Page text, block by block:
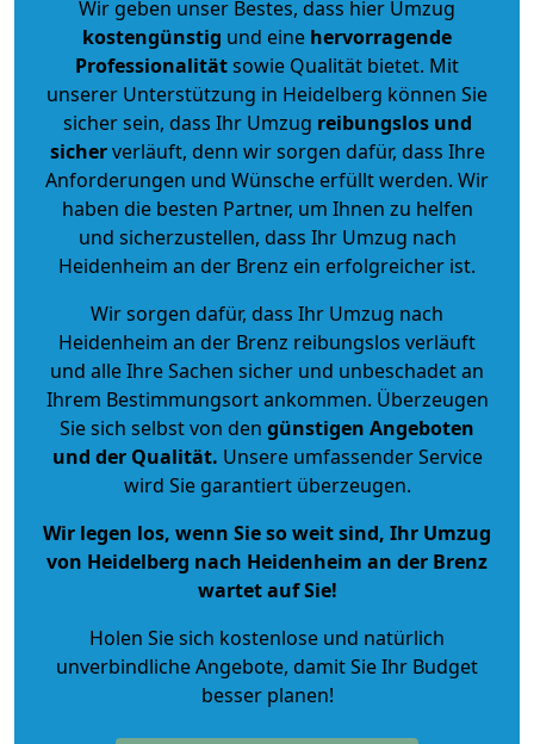
Wir geben unser Bestes, dass hier Umzug
kostengünstig und eine hervorragende
Professionalitätsowie Qualität bietet. Mit
unserer Unterstützung in Heidelberg können Sie
sicher sein, dass Ihr Umzug reibungslos und
sicherverläuft, denn wir sorgen dafür, dass Ihre
Anforderungen und Wünsche erfüllt werden. Wir
haben die besten Partner, um Ihnen zu helfen
und sicherzustellen, dass Ihr Umzug nach
Heidenheim an der Brenz ein erfolgreicher ist.
Wir sorgen dafür, dass Ihr Umzug nach
Heidenheim an der Brenz reibungslos verläuft
und alle Ihre Sachen sicher und unbeschadet an
Ihrem Bestimmungsort ankommen. Überzeugen
Sie sich selbst von den günstigen Angeboten
und der Qualität. Unsere umfassender Service
wird Sie garantiert überzeugen.
Wir legen los, wenn Sie so weit sind, Ihr Umzug
von Heidelberg nach Heidenheim an der Brenz
wartet auf Sie!
Holen Sie sich kostenlose und natürlich
unverbindliche Angebote, damit Sie Ihr Budget
besser planen!